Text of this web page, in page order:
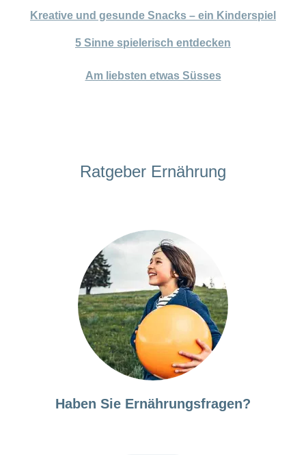
Kreative und gesunde Snacks – ein Kinderspiel
5 Sinne spielerisch entdecken
Am liebsten etwas Süsses
Ratgeber Ernährung
Haben Sie Ernährungsfragen?